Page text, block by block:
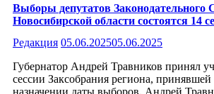
Выборы депутатов Законодательного
Новосибирской области состоятся 14
Редакция 05.06.202505.06.2025
Губернатор Андрей Травников принял
сессии Заксобрания региона,